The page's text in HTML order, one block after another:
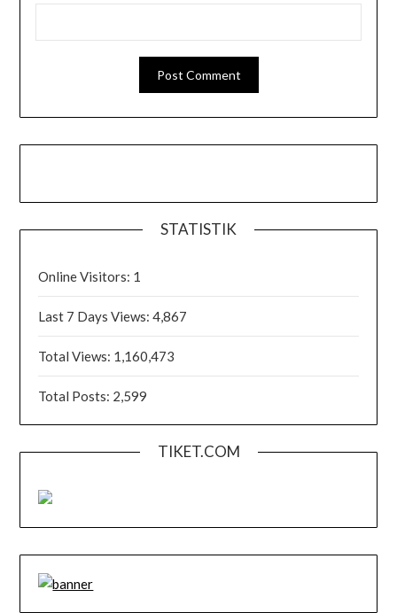
STATISTIK
Online Visitors: 1
Last 7 Days Views:4,867
Total Views: 1,160,473
Total Posts: 2,599
TIKET.COM